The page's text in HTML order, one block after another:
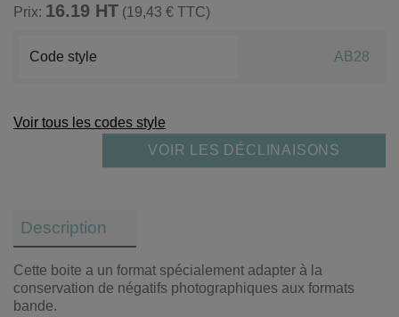
Prix: 16.19 HT (19,43 € TTC)
Code style AB28
Voir tous les codes style
VOIR LES DÉCLINAISONS
Description
Cette boite a un format spécialement adapter à la
conservation de négatifs photographiques aux formats
bande.